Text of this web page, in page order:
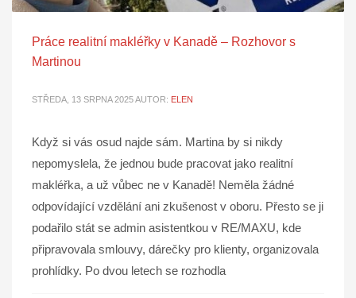
Práce realitní makléřky v Kanadě – Rozhovor s
Martinou
STŘEDA, 13 SRPNA 2025AUTOR: ELEN
Když si vás osud najde sám. Martina by si nikdy
nepomyslela, že jednou bude pracovat jako realitní
makléřka, a už vůbec ne v Kanadě! Neměla žádné
odpovídající vzdělání ani zkušenost v oboru. Přesto se ji
podařilo stát se admin asistentkou v RE/MAXU, kde
připravovala smlouvy, dárečky pro klienty, organizovala
prohlídky. Po dvou letech se rozhodla